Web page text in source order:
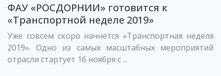
ФАУ «РОСДОРНИИ» готовится к
«Транспортной неделе 2019»
Уже совсем скоро начнется «Транспортная неделя
2019». Одно из самых масштабных мероприятий
отрасли стартует 16 ноября с ...